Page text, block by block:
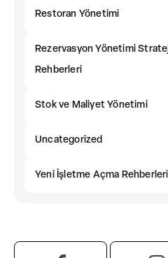
Restoran Yönetimi
Rezervasyon Yönetimi
Rehberleri
Stok ve Maliyet Yönetimi
Uncategorized
Yeni İşletme Açma